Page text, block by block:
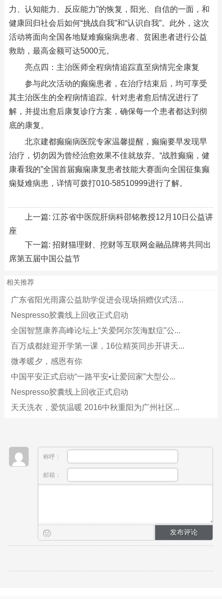
力、认知能力、反应能力”的恢复，阳光、自信的一面，和
健康回归社会后如何“挑战自我”和“认识自我”。此外，这次
活动将面向全国各地疑难癫痫病患者、贫困患者进行公益
救助，最高金额可达5000元。
亮点四：主治医师全程病情追踪直至病情完全康复
参与此次活动的癫痫患者，在治疗结束后，均可享受
其主治医生的全程病情追踪。针对患者愈后情况进行了
解，并提出愈后康复诊疗方案，确保每一个患者都达到彻
底的康复。
北京建都癫痫病医院专家温馨提醒，癫痫要早发现早
治疗，切勿因为曾经治愈效果不佳就放弃。“战胜癫痫，健
康看我的”全国首届癫痫康复患者技能大赛面向全国征集癫
痫疑难病患，详情可拨打010-58510999进行了解。
上一篇: 江苏省中医院肝病科邵铭教授12月10日公益讲
座
下一篇: 招财猫理财、挖财等互联网金融品牌将共同出
席第五届中国公益节
相关推荐
广东省阳光雨露公益助学促进会现场捐赠仪式活...
Nespresso胶囊线上回收正式启动
全国智慧康养高峰论坛上“关爱阿尔茨海默症”公...
百万成都娃迎开学第一课，16位精英同步开讲天...
微孝暖夕，感恩有你
中国平安正式启动“一路平安•让爱回家”大型公...
Nespresso胶囊线上回收正式启动
天天洗衣，爱筑温暖 2016中秋重阳为广州社区...
称呼：
邮箱：